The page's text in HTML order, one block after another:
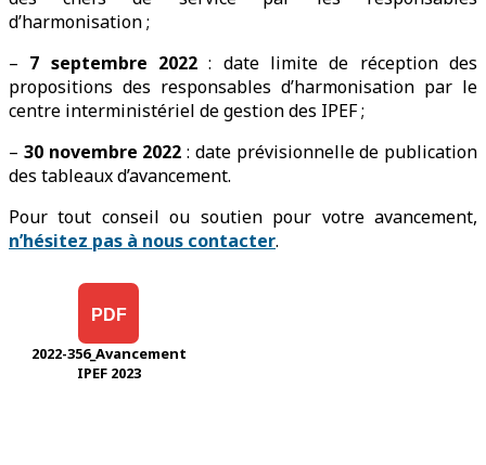
d’harmonisation ;
– 7 septembre 2022 : date limite de réception des
propositions des responsables d’harmonisation par le
centre interministériel de gestion des IPEF ;
– 30 novembre 2022 : date prévisionnelle de publication
des tableaux d’avancement.
Pour tout conseil ou soutien pour votre avancement,
n’hésitez pas à nous contacter.
PDF
2022-356_Avancement
IPEF 2023